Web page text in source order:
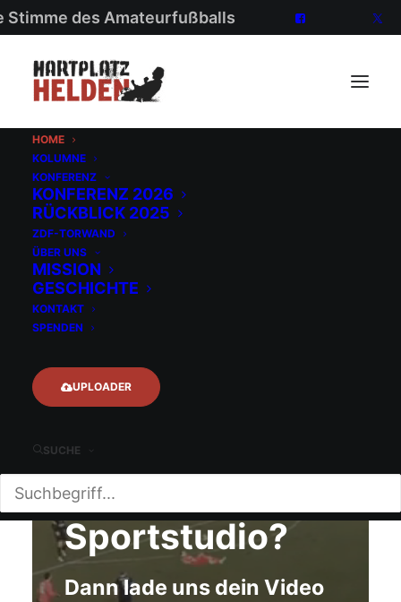
Stimme des Amateurfußballs
HOME
KOLUMNE
KONFERENZ
KONFERENZ 2026
RÜCKBLICK 2025
ZDF-TORWAND
ÜBER UNS
MISSION
GESCHICHTE
KONTAKT
SPENDEN
UPLOADER
SUCHE
Mehr als
ein Tor
Du willst ins
ZDF
Sportstudio?
Dann lade uns dein Video